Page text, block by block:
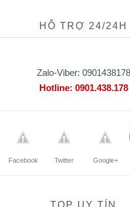
HỖ TRỢ 24/24H
Zalo-Viber: 0901438178
Hotline: 0901.438.178
Facebook Twitter Google+
TOP UY TÍN